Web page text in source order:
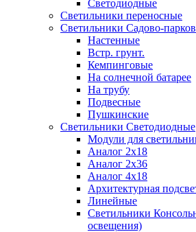
Светодиодные
Светильники переносные
Светильники Садово-
Настенные
Встр. грунт.
Кемпинговые
На солнечной батарее
На трубу
Подвесные
Пушкинские
Светильники Светодиодные
Модули для
Аналог 2х18
Аналог 2х36
Аналог 4х18
Архитектурная
Линейные
Светильники
освещения)